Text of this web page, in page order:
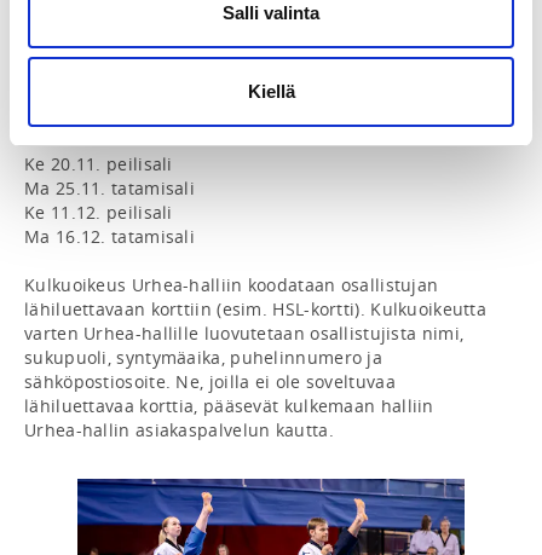
Salli valinta
Kiellä
Ma 14.10. tatamisali
Ke 23.10. peilisali
Ma 11.11. tatamisali
Ke 20.11. peilisali
Ma 25.11. tatamisali
Ke 11.12. peilisali
Ma 16.12. tatamisali
Kulkuoikeus Urhea-halliin koodataan osallistujan
lähiluettavaan korttiin (esim. HSL-kortti). Kulkuoikeutta
varten Urhea-hallille luovutetaan osallistujista nimi,
sukupuoli, syntymäaika, puhelinnumero ja
sähköpostiosoite. Ne, joilla ei ole soveltuvaa
lähiluettavaa korttia, pääsevät kulkemaan halliin